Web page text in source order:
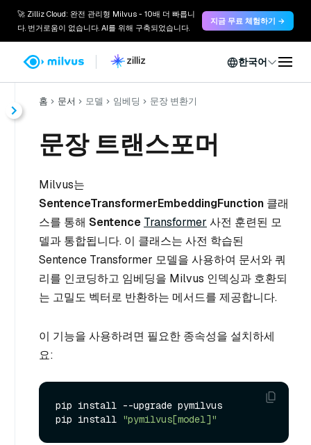
🚀 Zilliz Cloud: 완전 관리형 Milvus - 10배 더 빠릅니
다. 번거로움이 없습니다. AI를 위해 구축되었습니다.
지금 무료 체험하기 →
한국어
홈 문서 모델 임베딩 문장 변환기
문장 트랜스포머
Milvus는
SentenceTransformerEmbeddingFunction 클래
스를 통해 Sentence Transformer 사전 훈련된 모
델과 통합됩니다. 이 클래스는 사전 학습된
Sentence Transformer 모델을 사용하여 문서와 쿼
리를 인코딩하고 임베딩을 Milvus 인덱싱과 호환되
는 고밀도 벡터로 반환하는 메서드를 제공합니다.
이 기능을 사용하려면 필요한 종속성을 설치하세
요:
pip install --upgrade pymilvus
pip install "pymilvus[model]"